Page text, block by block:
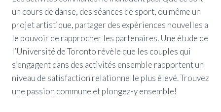
un cours de danse, des séances de sport, ou même un
projet artistique, partager des expériences nouvelles a
le pouvoir de rapprocher les partenaires. Une étude de
l’Université de Toronto révèle que les couples qui
s’engagent dans des activités ensemble rapportent un
niveau de satisfaction relationnelle plus élevé. Trouvez
une passion commune et plongez-y ensemble!